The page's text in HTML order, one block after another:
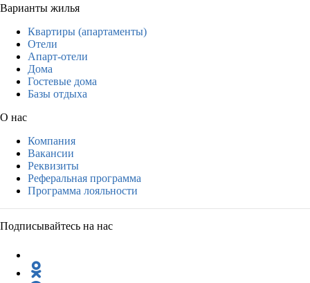
Варианты жилья
Квартиры (апартаменты)
Отели
Апарт-отели
Дома
Гостевые дома
Базы отдыха
О нас
Компания
Вакансии
Реквизиты
Реферальная программа
Программа лояльности
Подписывайтесь на нас